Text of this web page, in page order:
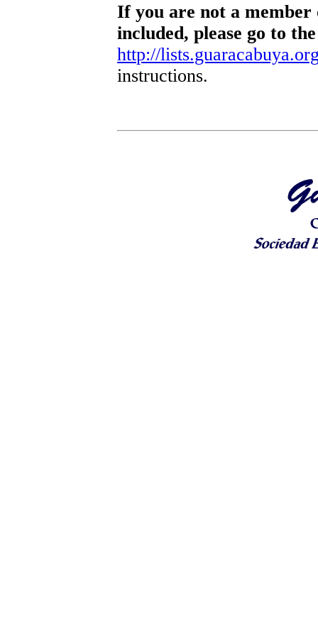
If you are not a
included, please go to
http://
instructions.